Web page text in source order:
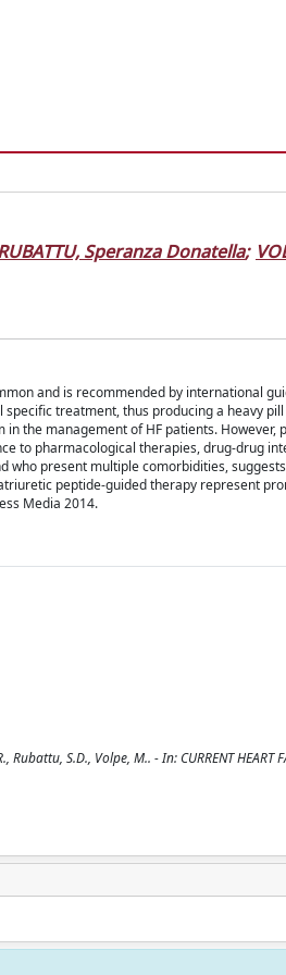
Speranza Donatella;
and is recommended by international
treatment, thus producing a heavy
the management of HF patients. However,
to pharmacological therapies, drug-drug
who present multiple comorbidities,
peptide-guided therapy represent
Media 2014.
S.D., Volpe, M.. - In: CURRENT HEART